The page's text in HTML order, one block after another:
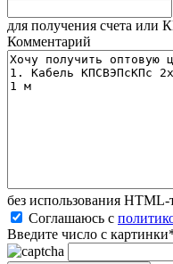
для получения счета или
Комментарий
без иcпользования
Соглашаюсь с
Введите число с картинки